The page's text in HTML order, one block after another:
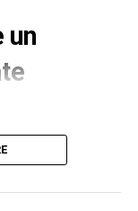
și elimină
total asupra
când
proces
sunt
un
de profit
rapid rezultatele
transparent